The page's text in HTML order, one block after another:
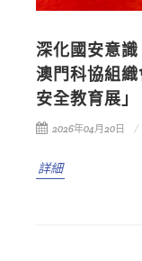
深化國安意
澳門科協組
安全教育展」
2026年04月20日
詳細